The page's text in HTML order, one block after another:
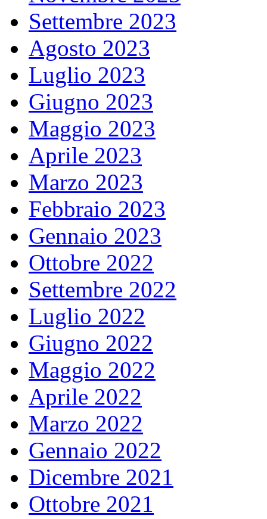
Settembre 2023
Agosto 2023
Luglio 2023
Giugno 2023
Maggio 2023
Aprile 2023
Marzo 2023
Febbraio 2023
Gennaio 2023
Ottobre 2022
Settembre 2022
Luglio 2022
Giugno 2022
Maggio 2022
Aprile 2022
Marzo 2022
Gennaio 2022
Dicembre 2021
Ottobre 2021